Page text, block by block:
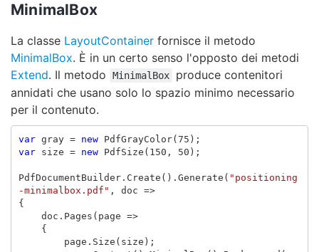
MinimalBox
La classe LayoutContainer fornisce il metodo
MinimalBox. È in un certo senso l'opposto dei metodi
Extend. Il metodo MinimalBox
produce contenitori
annidati che usano solo lo spazio minimo necessario
per il contenuto.
var gray = new PdfGrayColor( 75 );
var
size = new PdfSize ( 150 , 50 );
PdfDocumentBuilder. Create (). Generate ( "positioning
-minimalbox.pdf" , doc =>
{
doc . Pages ( page =>
{
page . Size ( size );